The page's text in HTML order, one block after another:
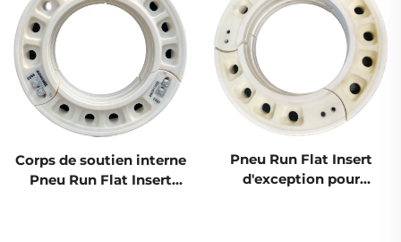
Corps de soutien interne
Pneu Run Flat Insert
Pneu Run Flat Insert
d'exception pour